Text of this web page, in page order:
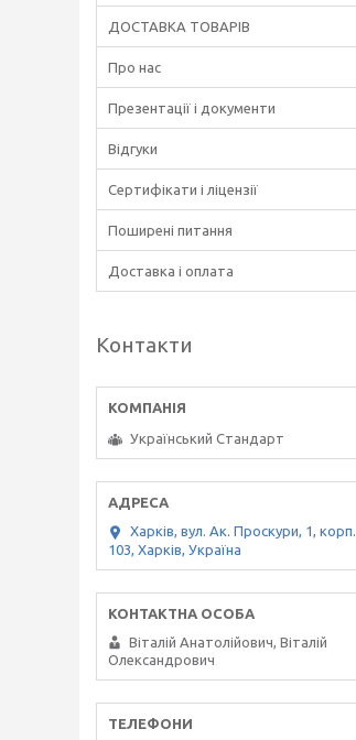
ДОСТАВКА ТОВАРІВ
Про нас
Презентації і документи
Відгуки
Сертифікати і ліцензії
Поширені питання
Доставка і оплата
Контакти
Український Стандарт
Харків, вул. Ак. Проскури, 1, корп.
103, Харків, Україна
Віталій Анатолійович, Віталій
Олександрович